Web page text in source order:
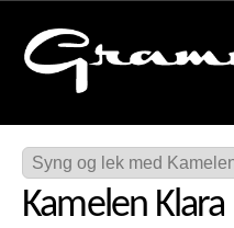
Kamelen Klara